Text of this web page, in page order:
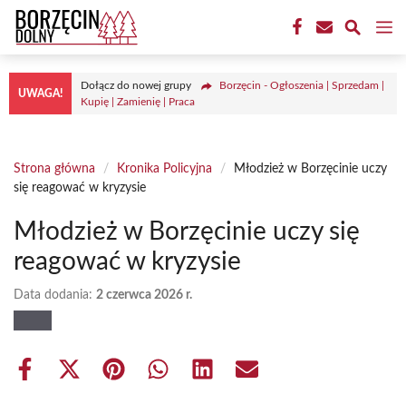
Przejdź
treści
UWAGA!
Dołącz do nowej grupy
Borzęcin - Ogłoszenia | Sprzedam |
Kupię | Zamienię | Praca
Strona główna / Kronika Policyjna /
Młodzież w Borzęcinie uczy
się reagować w kryzysie
Młodzież w Borzęcinie uczy się
reagować w kryzysie
Data dodania: 2 czerwca 2026 r.
Share
Share Share Share Share Share